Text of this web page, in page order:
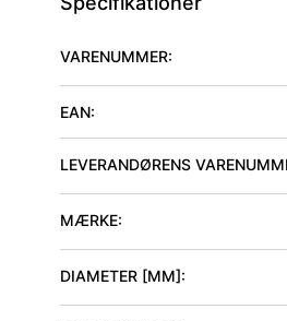
VARENUMMER:
EAN:
LEVERANDØRENS
MÆRKE:
DIAMETER [MM]: